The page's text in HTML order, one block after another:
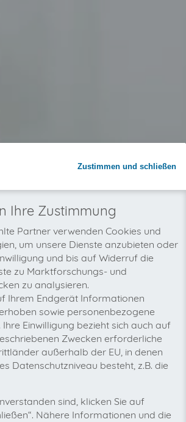
REGISTRIEREN
auch bald Ihre
Rechnungen
abholen!
Zustimmen und schließen
Ihre Zustimmung
Partner verwenden Cookies und
um unsere Dienste anzubieten oder
und bis auf Widerruf die
zu Marktforschungs- und
zu analysieren.
Ihrem Endgerät Informationen
sowie personenbezogene
Einwilligung bezieht sich auch auf
Zwecken erforderliche
außerhalb der EU, in denen
Datenschutzniveau besteht, z.B. die
sind, klicken Sie auf
Nähere Informationen und die